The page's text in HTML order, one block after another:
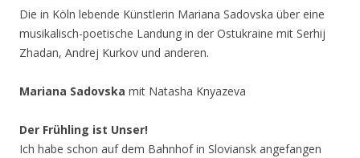
Die in Köln lebende Künstlerin Mariana Sadovska über eine
musikalisch-poetische Landung in der Ostukraine mit Serhij
Zhadan, Andrej Kurkov und anderen.
Mariana Sadovska mit Natasha Knyazeva
Der Frühling ist Unser!
Ich habe schon auf dem Bahnhof in Sloviansk angefangen